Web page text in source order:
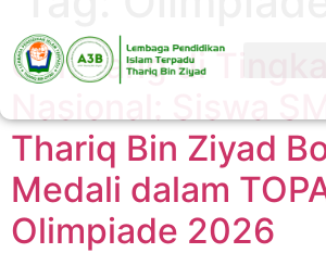
Gemilang di Tingkat
Thariq Bin Ziyad
Medali dalam
Olimpiade 2026